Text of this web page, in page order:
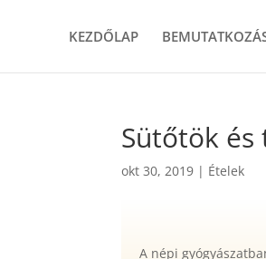
KEZDŐLAP
Sütőtök és
okt 30, 2019 | Ételek
A népi